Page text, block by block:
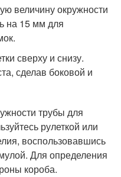
величину окружности
на 15 мм для
сверху и снизу.
сделав боковой и
трубы для
рулеткой или
воспользовавшись
Для определения
короба.